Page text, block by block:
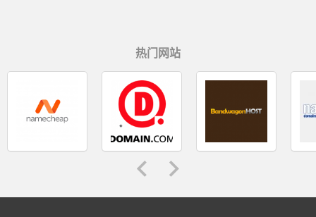
热门网站